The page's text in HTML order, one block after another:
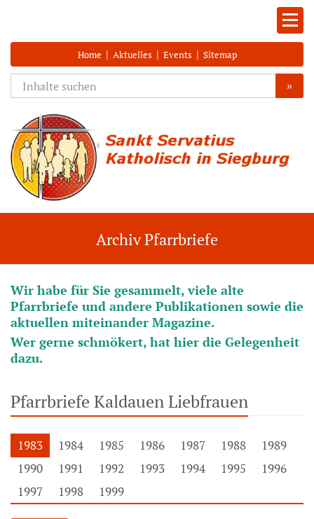
Home | Aktuelles | Events | Sitemap
»
Archiv Pfarrbriefe
Wir habe für Sie gesammelt, viele alte
Pfarrbriefe und andere Publikationen sowie die
aktuellen miteinander Magazine.
Wer gerne schmökert, hat hier die Gelegenheit
dazu.
Pfarrbriefe Kaldauen Liebfrauen
1983 1984 1985 1986 1987 1988
1989
1990
1991 1992 1993 1994 1995
1996
1997
1998 1999